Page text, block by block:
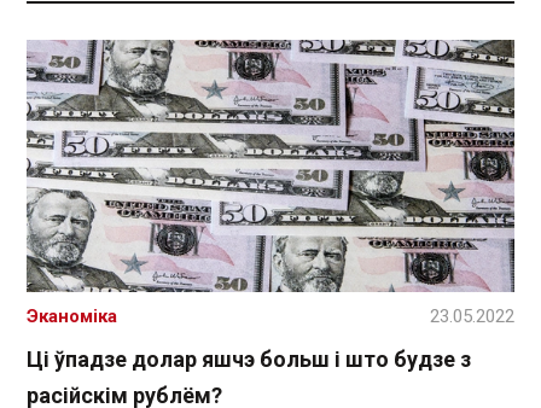
Ці ўпадзе долар яшчэ больш і што будзе з
расійскім рублём?
Эканоміка 23.05.2022